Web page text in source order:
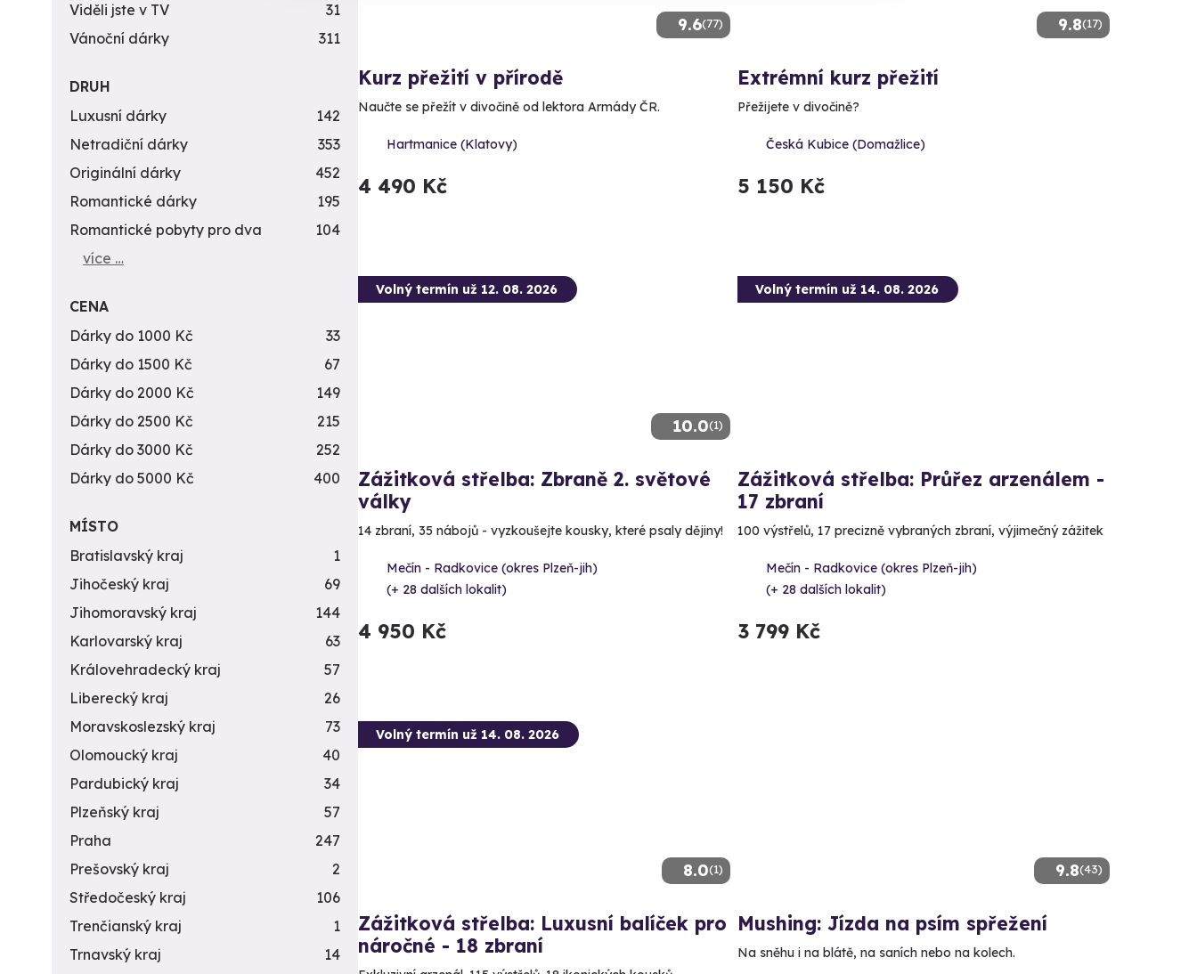
9.6(77)
Kurz přežití v přírodě
Naučte se přežít v divočině od lektora Armády ČR.
Hartmanice (Klatovy)
4 490 Kč
9.8(17)
Extrémní kurz přežití
Přežijete v divočině?
Česká Kubice (Domažlice)
5 150 Kč
10.0(1)
Volný termín už 12. 08. 2026
Zážitková střelba: Zbraně 2. světové
války
14 zbraní, 35 nábojů - vyzkoušejte kousky, které psaly dějiny!
Mečín - Radkovice (okres Plzeň-jih)
(+ 28 dalších lokalit)
4 950 Kč
Volný termín už 14. 08. 2026
Zážitková střelba: Průřez arzenálem -
17 zbraní
100 výstřelů, 17 precizně vybraných zbraní, výjimečný zážitek
Mečín - Radkovice (okres Plzeň-jih)
(+ 28 dalších lokalit)
3 799 Kč
8.0(1)
Volný termín už 14. 08. 2026
Zážitková střelba: Luxusní balíček pro
náročné - 18 zbraní
9.8(43)
Mushing: Jízda na psím spřežení
Na sněhu i na blátě, na saních nebo na kolech.
Viděli jste v TV
31
Vánoční dárky
311
DRUH
Luxusní dárky
142
Netradiční dárky
353
Originální dárky
452
Romantické dárky
195
Romantické pobyty pro dva
104
více …
CENA
Dárky do 1000 Kč
33
Dárky do 1500 Kč
67
Dárky do 2000 Kč
149
Dárky do 2500 Kč
215
Dárky do 3000 Kč
252
Dárky do 5000 Kč
400
MÍSTO
Bratislavský kraj
1
Jihočeský kraj
69
Jihomoravský kraj
144
Karlovarský kraj
63
Královehradecký kraj
57
Liberecký kraj
26
Moravskoslezský kraj
73
Olomoucký kraj
40
Pardubický kraj
34
Plzeňský kraj
57
Praha
247
Prešovský kraj
2
Středočeský kraj
106
Trenčianský kraj
1
Trnavský kraj
14